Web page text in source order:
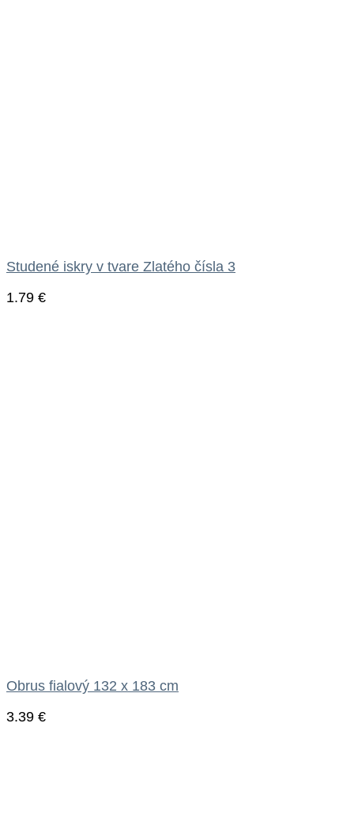
Studené iskry v tvare Zlatého čísla 3
1.79 €
Obrus fialový 132 x 183 cm
3.39 €